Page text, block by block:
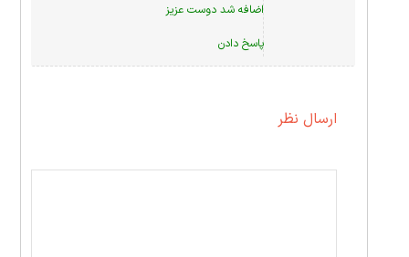
اضافه شد دوست عزیز
پاسخ دادن
ارسال نظر